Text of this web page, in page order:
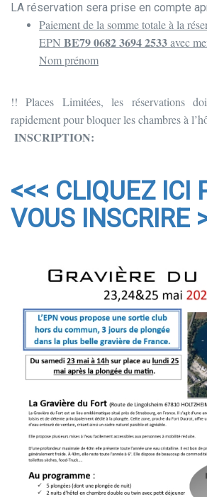
LA réservation sera prise en compte
Paiement de la somme totale à la
EPN BE79 0682 3694 2533avec
Nom prénom
!! Places Limitées, les réservations
rapidement pour bloquer les chambres à
INSCRIPTION:
<<< CLIQUEZ ICI
VOUS INSCRIRE